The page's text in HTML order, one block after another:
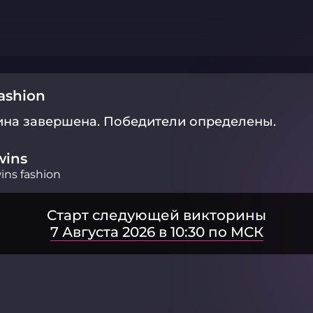
завершена. Победители определены.
fashion
Старт следующей викторины
7 Августа 2026 в 10:30 по МСК